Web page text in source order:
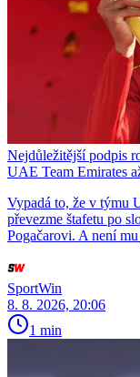
Nejdůležitější podpis
UAE Team Emirates
Vypadá to, že v týmu
převezme štafetu po
Pogačarovi. A není
SportWin
8. 8. 2026, 20:06
1 min